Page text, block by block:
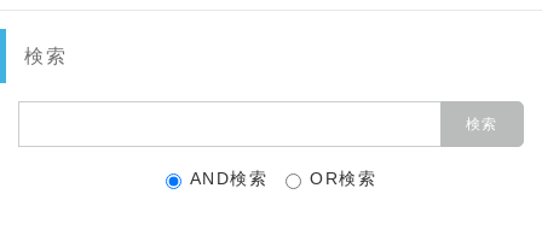
検索
AND検索 OR検索